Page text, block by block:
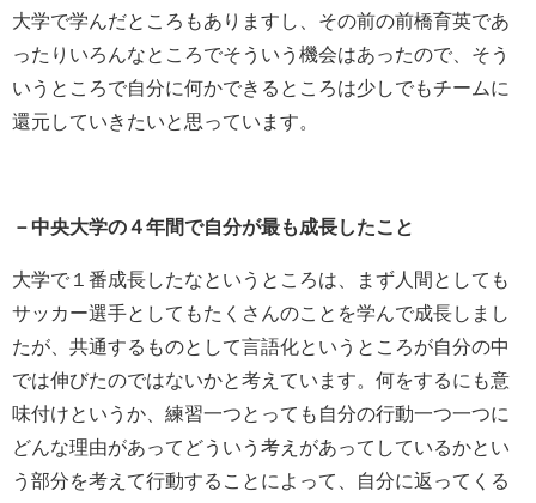
大学で学んだところもありますし、その前の前橋育英であ
ったりいろんなところでそういう機会はあったので、そう
いうところで自分に何かできるところは少しでもチームに
還元していきたいと思っています。
－中央大学の４年間で自分が最も成長したこと
大学で１番成長したなというところは、まず人間としても
サッカー選手としてもたくさんのことを学んで成長しまし
たが、共通するものとして言語化というところが自分の中
では伸びたのではないかと考えています。何をするにも意
味付けというか、練習一つとっても自分の行動一つ一つに
どんな理由があってどういう考えがあってしているかとい
う部分を考えて行動することによって、自分に返ってくる